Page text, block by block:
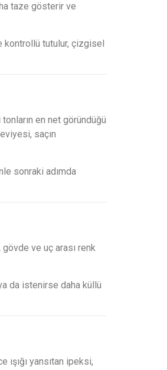
taze gösterir ve
kontrollü tutulur, çizgisel
en net göründüğü
saçın
sonraki adımda
ve uç arası renk
da istenirse daha küllü
yansıtan ipeksi,